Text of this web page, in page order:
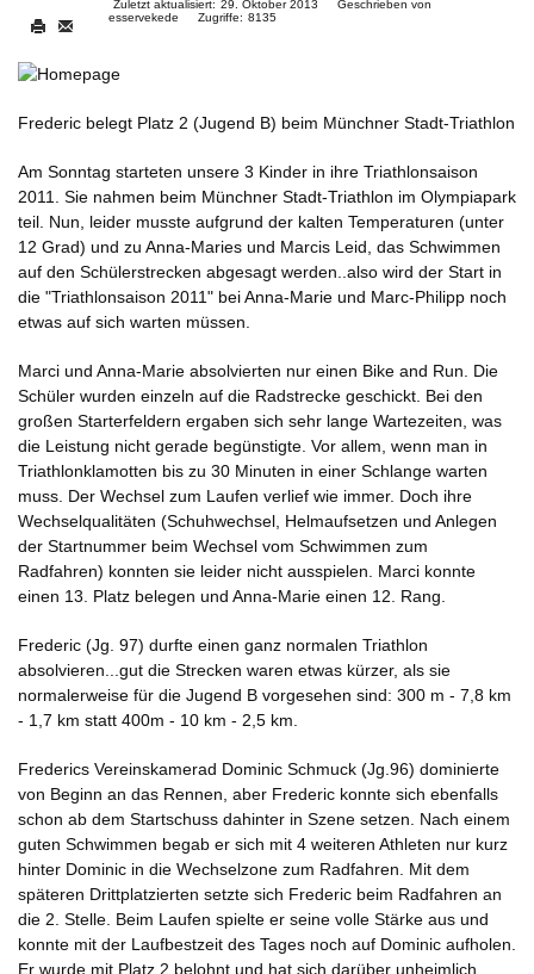
Zuletzt aktualisiert: 29. Oktober 2013
Geschrieben von
esservekede
Zugriffe: 8135
Frederic belegt Platz 2 (Jugend B) beim Münchner Stadt-Triathlon
Am Sonntag starteten unsere 3 Kinder in ihre Triathlonsaison
2011. Sie nahmen beim Münchner Stadt-Triathlon im Olympiapark
teil. Nun, leider musste aufgrund der kalten Temperaturen (unter
12 Grad) und zu Anna-Maries und Marcis Leid, das Schwimmen
auf den Schülerstrecken abgesagt werden..also wird der Start in
die "Triathlonsaison 2011" bei Anna-Marie und Marc-Philipp noch
etwas auf sich warten müssen.
Marci und Anna-Marie absolvierten nur einen Bike and Run. Die
Schüler wurden einzeln auf die Radstrecke geschickt. Bei den
großen Starterfeldern ergaben sich sehr lange Wartezeiten, was
die Leistung nicht gerade begünstigte. Vor allem, wenn man in
Triathlonklamotten bis zu 30 Minuten in einer Schlange warten
muss. Der Wechsel zum Laufen verlief wie immer. Doch ihre
Wechselqualitäten (Schuhwechsel, Helmaufsetzen und Anlegen
der Startnummer beim Wechsel vom Schwimmen zum
Radfahren) konnten sie leider nicht ausspielen. Marci konnte
einen 13. Platz belegen und Anna-Marie einen 12. Rang.
Frederic (Jg. 97) durfte einen ganz normalen Triathlon
absolvieren...gut die Strecken waren etwas kürzer, als sie
normalerweise für die Jugend B vorgesehen sind: 300 m - 7,8 km
- 1,7 km statt 400m - 10 km - 2,5 km.
Frederics Vereinskamerad Dominic Schmuck (Jg.96) dominierte
von Beginn an das Rennen, aber Frederic konnte sich ebenfalls
schon ab dem Startschuss dahinter in Szene setzen. Nach einem
guten Schwimmen begab er sich mit 4 weiteren Athleten nur kurz
hinter Dominic in die Wechselzone zum Radfahren. Mit dem
späteren Drittplatzierten setzte sich Frederic beim Radfahren an
die 2. Stelle. Beim Laufen spielte er seine volle Stärke aus und
konnte mit der Laufbestzeit des Tages noch auf Dominic aufholen.
Er wurde mit Platz 2 belohnt und hat sich darüber unheimlich